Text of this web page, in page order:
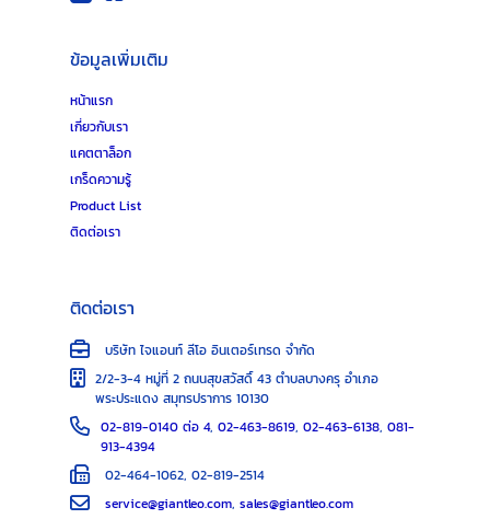
ข้อมูลเพิ่มเติม
หน้าแรก
เกี่ยวกับเรา
แคตตาล็อก
เกร็ดความรู้
Product List
ติดต่อเรา
ติดต่อเรา
บริษัท ไจแอนท์ ลีโอ อินเตอร์เทรด จำกัด
2/2-3-4 หมู่ที่ 2 ถนนสุขสวัสดิ์ 43 ตำบลบางครุ อำเภอ
พระประแดง สมุทรปราการ 10130
02-819-0140 ต่อ 4, 02-463-8619, 02-463-6138, 081-
913-4394
02-464-1062, 02-819-2514
service@giantleo.com, sales@giantleo.com